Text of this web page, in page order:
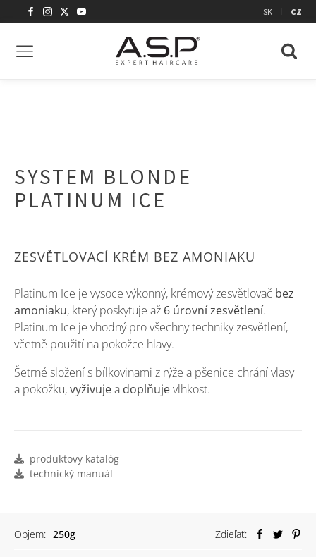
SK | CZ
SYSTEM BLONDE
PLATINUM ICE
ZESVĚTLOVACÍ KRÉM BEZ AMONIAKU
Platinum Ice je vysoce výkonný, krémový zesvětlovač bez
amoniaku, který poskytuje až 6 úrovní zesvětlení.
Platinum Ice je vhodný pro všechny techniky zesvětlení,
včetně použití na pokožce hlavy.
Šetrné složení s bílkovinami z rýže a pšenice chrání vlasy
a pokožku,vyživujea doplňujevlhkost.
produktovy katalóg
technický manuál
Objem: 250g Zdieľať: